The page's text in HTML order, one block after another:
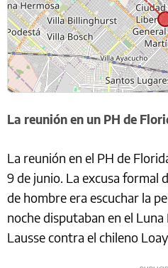
La reunión en un PH de
La reunión en el PH de
9 de junio. La excusa formal
de hombre era escuchar la
noche disputaban en el
Lausse contra el chileno